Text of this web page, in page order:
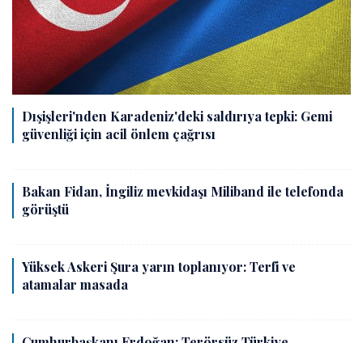
Dışişleri'nden Karadeniz'deki saldırıya tepki: Gemi
güvenliği için acil önlem çağrısı
Bakan Fidan, İngiliz mevkidaşı Miliband ile telefonda
görüştü
Yüksek Askeri Şura yarın toplanıyor: Terfi ve
atamalar masada